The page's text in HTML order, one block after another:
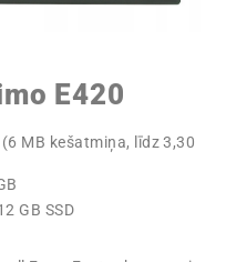
E420
MB kešatmiņa, līdz 3,30
GB SSD